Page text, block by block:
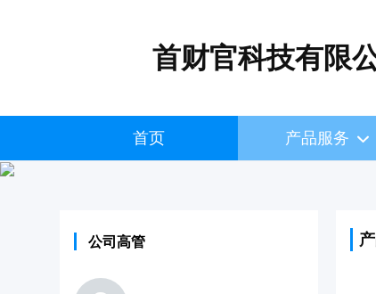
首财官科技有限
首页 产品服务
公司高管